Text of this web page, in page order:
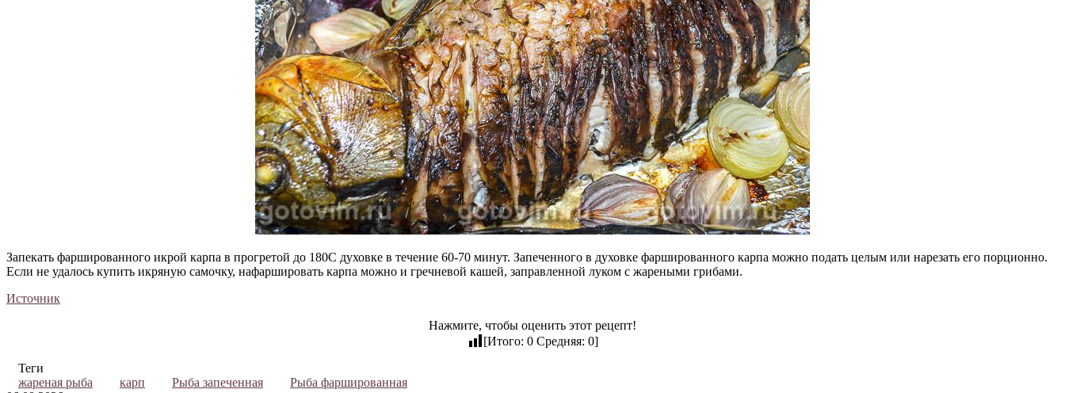
Запекать фаршированного икрой карпа в прогретой до 180С духовке в течение 60-70 минут. Запеченного в духовке фаршированного карпа можно подать целым или нарезать его порционно.
Если не удалось купить икряную самочку, нафаршировать карпа можно и гречневой кашей, заправленной луком с жареными грибами.
Источник
Нажмите, чтобы оценить этот рецепт!
[Итого: 0Средняя: 0]
Теги
жареная рыба
карп Рыба запеченная
Рыба фаршированная